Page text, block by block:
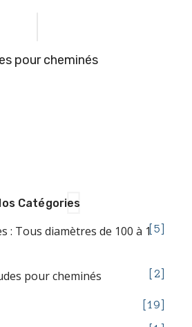
pour cheminés
Catégories
: Tous diamètres de 100 à 1 5
pour cheminés 2
19